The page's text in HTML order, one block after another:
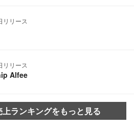
リリース
リリース
Alfee
ランキングをもっと見る